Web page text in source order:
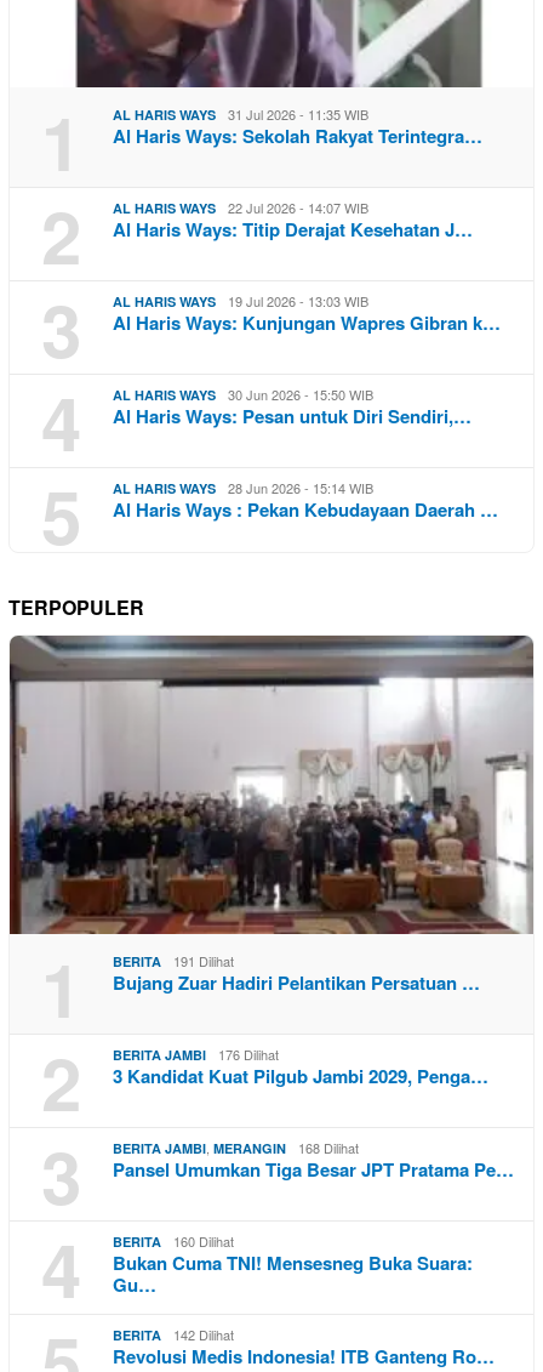
1 AL HARIS WAYS 31 Jul 2026 - 11:35 WIB
Al Haris Ways: Sekolah Rakyat Terintegra…
2 AL HARIS WAYS 22 Jul 2026 - 14:07 WIB
Al Haris Ways: Titip Derajat Kesehatan J…
3 AL HARIS WAYS 19 Jul 2026 - 13:03 WIB
Al Haris Ways: Kunjungan Wapres Gibran k…
4 AL HARIS WAYS 30 Jun 2026 - 15:50 WIB
Al Haris Ways: Pesan untuk Diri Sendiri,…
5 AL HARIS WAYS 28 Jun 2026 - 15:14 WIB
Al Haris Ways : Pekan Kebudayaan Daerah …
TERPOPULER
1 BERITA 191 Dilihat
Bujang Zuar Hadiri Pelantikan Persatuan …
2 BERITA JAMBI 176 Dilihat
3 Kandidat Kuat Pilgub Jambi 2029, Penga…
3 BERITA JAMBI, MERANGIN 168 Dilihat
Pansel Umumkan Tiga Besar JPT Pratama Pe…
4 BERITA 160 Dilihat
Bukan Cuma TNI! Mensesneg Buka Suara:
Gu…
BERITA 142 Dilihat
Revolusi Medis Indonesia! ITB Ganteng Ro…